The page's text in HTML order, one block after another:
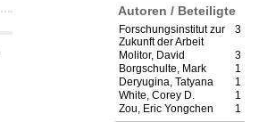
Autoren / Beteiligte
3
Forschungsinstitut zur
Zukunft der Arbeit
3
Molitor, David
1
Borgschulte, Mark
1
Deryugina, Tatyana
1
White, Corey D.
1
Zou, Eric Yongchen